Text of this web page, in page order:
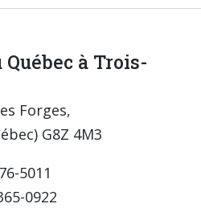
à Trois-
Forges,
G8Z 4M3
5011
0922